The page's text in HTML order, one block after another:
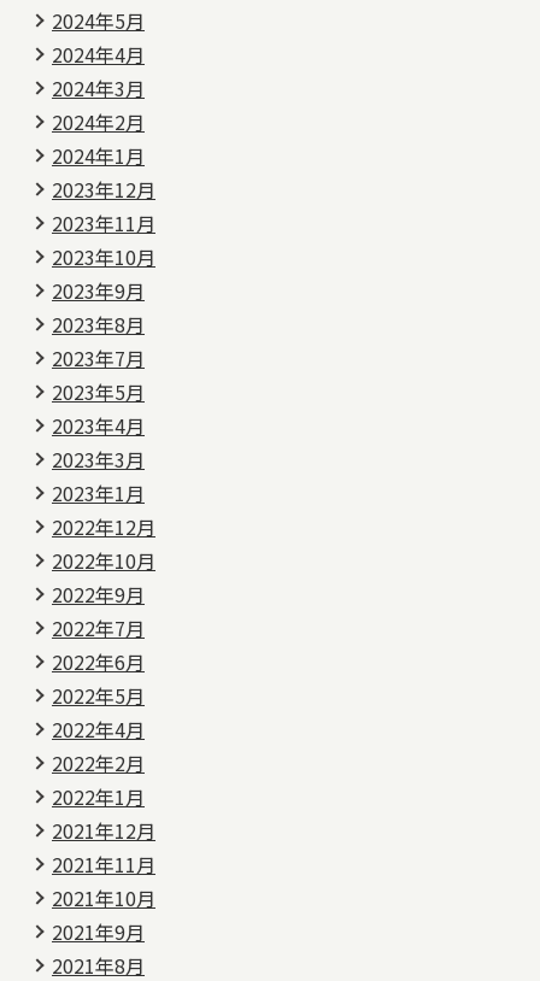
2024年5月
2024年4月
2024年3月
2024年2月
2024年1月
2023年12月
2023年11月
2023年10月
2023年9月
2023年8月
2023年7月
2023年5月
2023年4月
2023年3月
2023年1月
2022年12月
2022年10月
2022年9月
2022年7月
2022年6月
2022年5月
2022年4月
2022年2月
2022年1月
2021年12月
2021年11月
2021年10月
2021年9月
2021年8月